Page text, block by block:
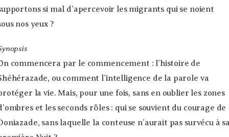
si mal d’apercevoir les migrants qui se noient
nos yeux ?
commencera par le commencement : l’histoire de
ou comment l’intelligence de la parole va
la vie. Mais, pour une fois, sans en oublier les zones
et les seconds rôles : qui se souvient du courage de
sans laquelle la conteuse n’aurait pas survécu à